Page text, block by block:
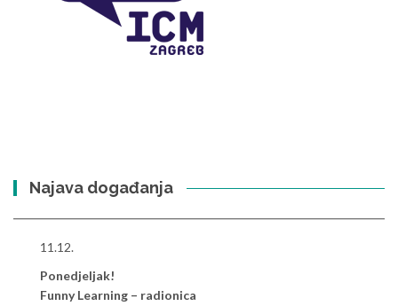
Najava događanja
11.12.
Ponedjeljak!
Funny Learning – radionica